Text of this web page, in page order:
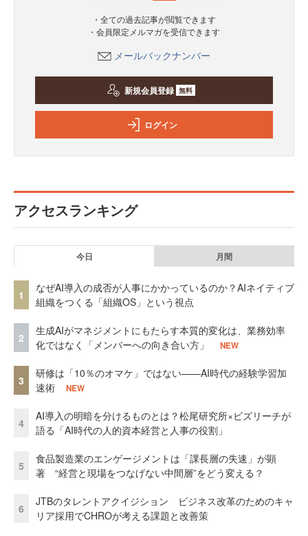
・全ての過去記事が閲覧できます
・会員限定メルマガを受信できます
メールバックナンバー
新規会員登録 無料
ログイン
アクセスランキング
今日 月間
1
なぜAI導入の成否が人事にかかっているのか？AIネイティブ
組織をつくる「組織OS」という視点
2
生成AIがマネジメントにもたらす本質的変化は、業務効率
化ではなく「メンバーへの向き合い方」
NEW
3
研修は「10％のオマケ」ではない——AI時代の経験学習加
速術
NEW
4
AI導入の明暗を分けるものとは？松尾研究所×ビズリーチが
語る「AI時代の人的資本経営と人事の役割」
5
食品製造業のエンゲージメントは「課長層の失速」が顕
著 “経営と現場をつなげない中間層”をどう変える？
6
JTBのタレントアクイジション ビジネス改革のためのキャ
リア採用でCHROが考える課題と改善策